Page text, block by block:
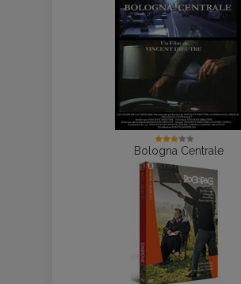
Bologna Centrale